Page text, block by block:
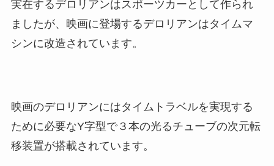
実在するデロリアンはスポーツカーとして作られ
ましたが、映画に登場するデロリアンはタイムマ
シンに改造されています。
映画のデロリアンにはタイムトラベルを実現する
ために必要なY字型で３本の光るチューブの次元転
移装置が搭載されています。